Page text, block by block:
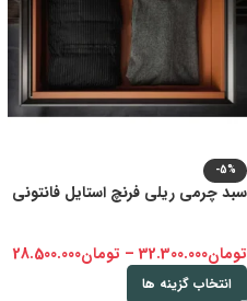
-5%
سبد چرمی ریلی فرنچ استایل فانتونی
تومان32.300.000
– تومان28.500.000
انتخاب گزینه ها